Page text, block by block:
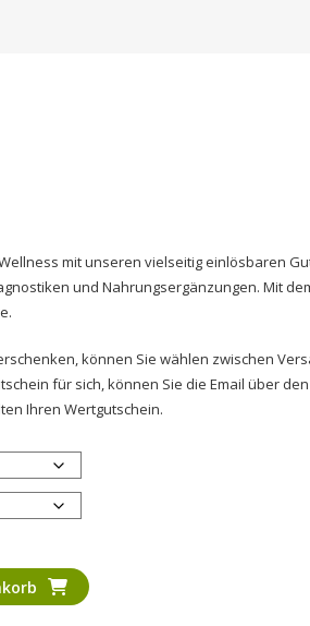
mit unseren vielseitig einlösbaren
und Nahrungsergänzungen. Mit
können Sie wählen zwischen
für sich, können Sie die Email über
Ihren Wertgutschein.